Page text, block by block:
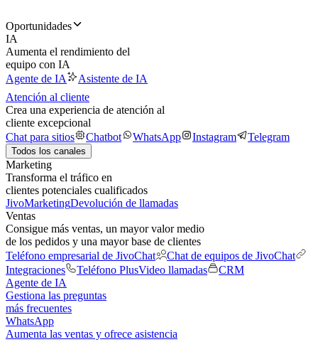
Oportunidades
IA
Aumenta el rendimiento del
equipo con IA
Agente de IA
Asistente de IA
Atención al cliente
Crea una experiencia de atención al
cliente excepcional
Chat para sitios
Chatbot WhatsApp Instagram Telegram
Todos los canales
Marketing
Transforma el tráfico en
clientes potenciales cualificados
JivoMarketingDevolución de llamadas
Ventas
Consigue más ventas, un mayor valor medio
de los pedidos y una mayor base de clientes
Teléfono empresarial de JivoChat
Chat de equipos de JivoChat
Integraciones
Teléfono PlusVideo llamadas
CRM
Agente de IA
Gestiona las preguntas
más frecuentes
WhatsApp
Aumenta las ventas y ofrece asistencia